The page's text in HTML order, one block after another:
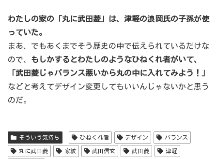
わたしの家の「丸に武田菱」は、津軽の浪岡氏の子孫が使
っていた。
まあ、でもあくまでそう歴史の中で伝えられているだけな
ので、 もしかするとわたしのようなひねくれ者がいて、
「武田菱じゃバランス悪いから丸の中に入れてみよう！」
などと考えてデザイン変更してもいいんじゃないかと思う
のだ。
そういう気持ち ひねくれ者 デザイン バランス
丸に武田菱 家紋 武田信玄 武田菱 津軽